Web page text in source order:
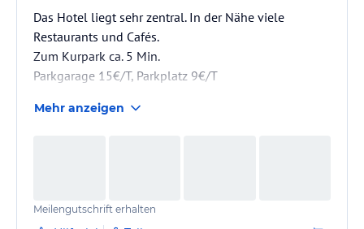
Das Hotel liegt sehr zentral. In der Nähe viele
Restaurants und Cafés.
Zum Kurpark ca. 5 Min.
Parkgarage 15€/T, Parkplatz 9€/T
Mehr anzeigen
Meilengutschrift erhalten